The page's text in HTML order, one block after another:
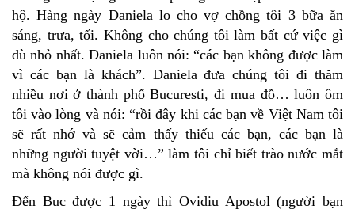
hộ. Hàng ngày Daniela lo cho vợ chồng tôi 3 bữa ăn
sáng, trưa, tối. Không cho chúng tôi làm bất cứ việc gì
dù nhỏ nhất. Daniela luôn nói: “các bạn không được làm
vì các bạn là khách”. Daniela đưa chúng tôi đi thăm
nhiều nơi ở thành phố Bucuresti, đi mua đồ… luôn ôm
tôi vào lòng và nói: “rồi đây khi các bạn về Việt Nam tôi
sẽ rất nhớ và sẽ cảm thấy thiếu các bạn, các bạn là
những người tuyệt vời…” làm tôi chỉ biết trào nước mắt
mà không nói được gì.
Đến Buc được 1 ngày thì Ovidiu Apostol (người bạn